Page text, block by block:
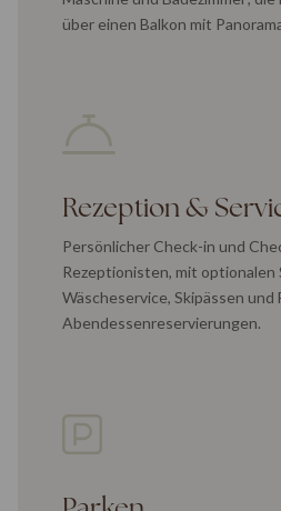
über einen Balkon mit
Rezeption &
Persönlicher Check-in und
Rezeptionisten, mit optionalen
Wäscheservice, Skipässen
Abendessenreservierungen.